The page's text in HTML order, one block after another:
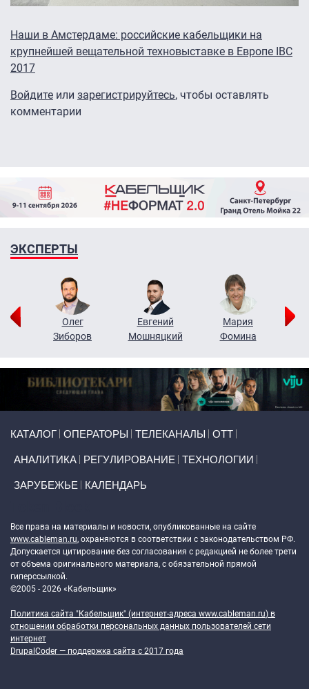
Наши в Амстердаме: российские кабельщики на
крупнейшей вещательной техновыставке в Европе IBC
2017
Войдите или зарегистрируйтесь, чтобы оставлять
комментарии
ЭКСПЕРТЫ
Олег
Зиборов
Евгений
Мошняцкий
Мария
Фомина
КАТАЛОГ ОПЕРАТОРЫ ТЕЛЕКАНАЛЫ ОТТ
АНАЛИТИКА РЕГУЛИРОВАНИЕ ТЕХНОЛОГИИ
ЗАРУБЕЖЬЕ КАЛЕНДАРЬ
Все права на материалы и новости, опубликованные на сайте
www.cableman.ru, охраняются в соответствии с законодательством РФ.
Допускается цитирование без согласования с редакцией не более трети
от объема оригинального материала, с обязательной прямой
гиперссылкой.
©2005 - 2026 «Кабельщик»
Политика сайта "Кабельщик" (интернет-адреса www.cableman.ru) в
отношении обработки персональных данных пользователей сети
интернет
DrupalCoder — поддержка сайта c 2017 года